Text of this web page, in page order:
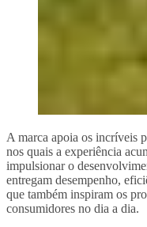
A marca apoia os incríveis
nos quais a experiência
impulsionar o
entregam desempenho,
que também inspiram os
consumidores no dia a dia.